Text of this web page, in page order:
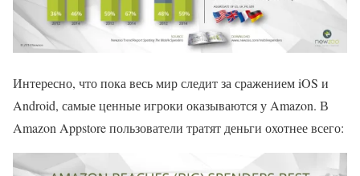
Интересно, что пока весь мир следит за сражением iOS и
Android, самые ценные игроки оказываются у Amazon. В
Amazon Appstore пользователи тратят деньги охотнее всего: